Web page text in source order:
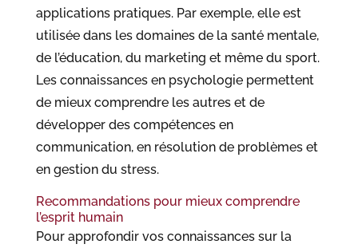
applications pratiques. Par exemple, elle est
utilisée dans les domaines de la santé mentale,
de l’éducation, du marketing et même du sport.
Les connaissances en psychologie permettent
de mieux comprendre les autres et de
développer des compétences en
communication, en résolution de problèmes et
en gestion du stress.
Recommandations pour mieux comprendre
l’esprit humain
Pour approfondir vos connaissances sur la